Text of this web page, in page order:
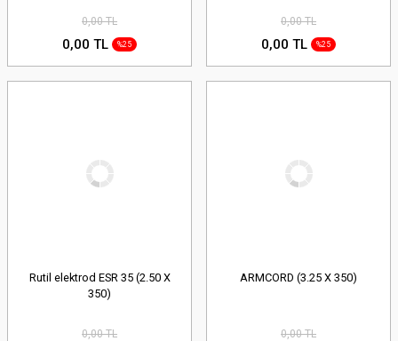
0,00 TL
0,00 TL %25
0,00 TL
0,00 TL %25
Rutil elektrod ESR 35 (2.50 X
350)
0,00 TL
ARMCORD (3.25 X 350)
0,00 TL